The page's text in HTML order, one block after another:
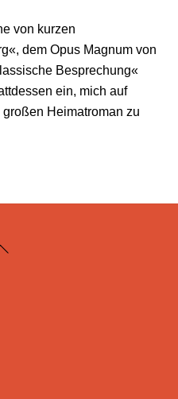
von kurzen
dem Opus Magnum von
Besprechung«
ein, mich auf
Heimatroman zu
Back